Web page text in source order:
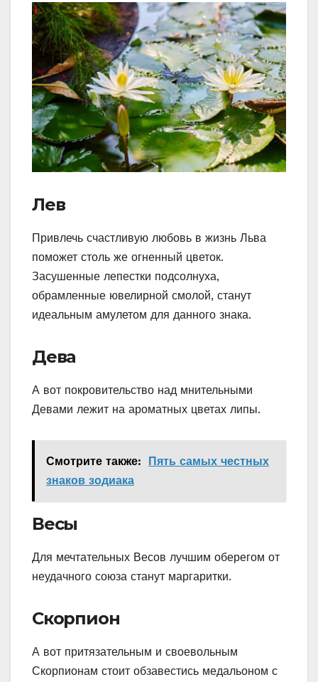
Лев
Привлечь счастливую любовь в жизнь Льва
поможет столь же огненный цветок.
Засушенные лепестки подсолнуха,
обрамленные ювелирной смолой, станут
идеальным амулетом для данного знака.
Дева
А вот покровительство над мнительными
Девами лежит на ароматных цветах липы.
Смотрите также:
Пять самых честных
знаков зодиака
Весы
Для мечтательных Весов лучшим оберегом от
неудачного союза станут маргаритки.
Скорпион
А вот притязательным и своевольным
Скорпионам стоит обзавестись медальоном с